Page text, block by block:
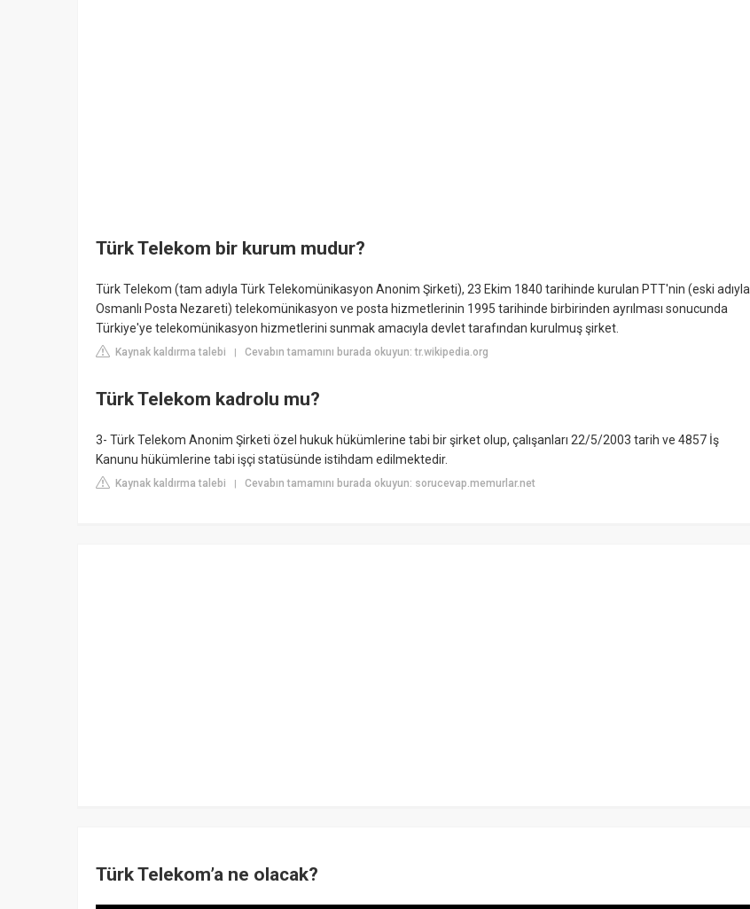
Türk Telekom bir kurum mudur?
Türk Telekom (tam adıyla Türk Telekomünikasyon Anonim Şirketi), 23 Ekim 1840 tarihinde kurulan PTT'nin (eski adıyla
Osmanlı Posta Nezareti) telekomünikasyon ve posta hizmetlerinin 1995 tarihinde birbirinden ayrılması sonucunda
Türkiye'ye telekomünikasyon hizmetlerini sunmak amacıyla devlet tarafından kurulmuş şirket.
Kaynak kaldırma talebi | Cevabın tamamını burada okuyun: tr.wikipedia.org
Türk Telekom kadrolu mu?
3- Türk Telekom Anonim Şirketi özel hukuk hükümlerine tabi bir şirket olup, çalışanları 22/5/2003 tarih ve 4857 İş
Kanunu hükümlerine tabi işçi statüsünde istihdam edilmektedir.
Kaynak kaldırma talebi | Cevabın tamamını burada okuyun: sorucevap.memurlar.net
Türk Telekom’a ne olacak?